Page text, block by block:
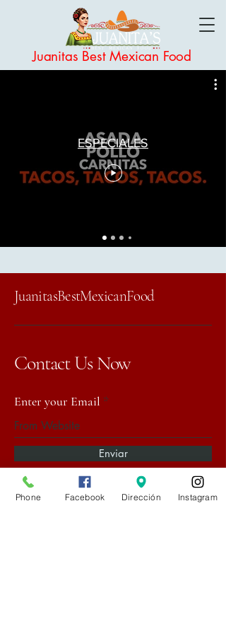
Juanitas Best Mexican Food
ESPECIALES
JuanitasBestMexicanFood
Contact Us Now
Enter your Email
Enviar
Phone Facebook Dirección Instagram